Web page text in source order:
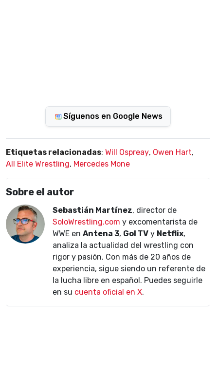
Síguenos en Google News
Etiquetas relacionadas: Will Ospreay, Owen Hart,
All Elite Wrestling, Mercedes Mone
Sobre el autor
Sebastián Martínez, director de
SoloWrestling.com y excomentarista de
WWE en Antena 3, Gol TV y Netflix,
analiza la actualidad del wrestling con
rigor y pasión. Con más de 20 años de
experiencia, sigue siendo un referente de
la lucha libre en español. Puedes seguirle
en su cuenta oficial en X.